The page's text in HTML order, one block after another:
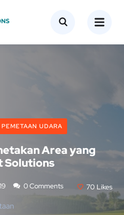
UDARA
Area yang
Solutions
0 Comments 70 Likes